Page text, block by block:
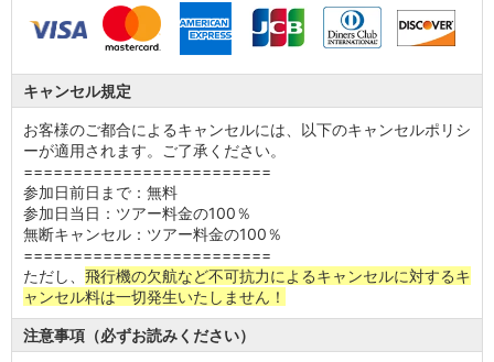
キャンセル規定
お客様のご都合によるキャンセルには、以下のキャンセルポリシ
ーが適用されます。ご了承ください。
=========================
参加日前日まで：無料
参加日当日：ツアー料金の100％
無断キャンセル：ツアー料金の100％
=========================
ただし、 飛行機の欠航など不可抗力によるキャンセルに対するキ
ャンセル料は一切発生いたしません！
注意事項（必ずお読みください）